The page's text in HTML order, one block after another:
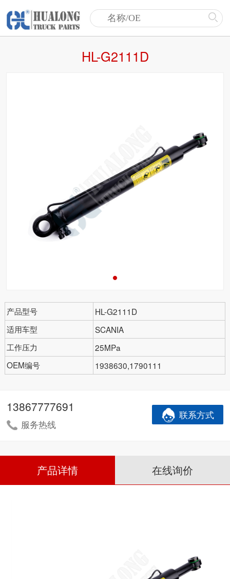
HL-G2111D
产品型号
HL-G2111D
适用车型
SCANIA
工作压力
25MPa
OEM编号
1938630,1790111
联系方式
13867777691
服务热线
产品详情 在线询价